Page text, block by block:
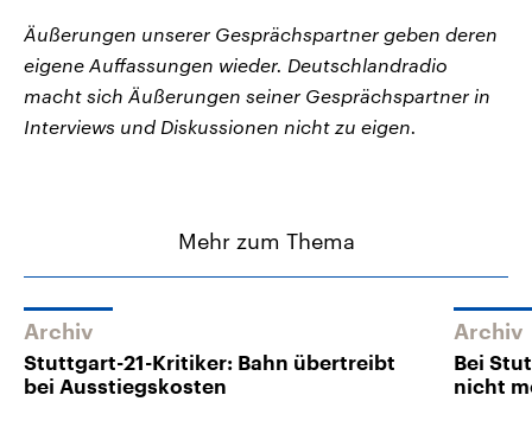
Äußerungen unserer Gesprächspartner geben deren
eigene Auffassungen wieder. Deutschlandradio
macht sich Äußerungen seiner Gesprächspartner in
Interviews und Diskussionen nicht zu eigen.
Mehr zum Thema
Archiv
Stuttgart-21-Kritiker: Bahn übertreibt
bei Ausstiegskosten
Archiv
Bei
nicht